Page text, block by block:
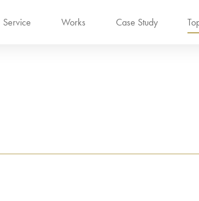
Service Works Case Study